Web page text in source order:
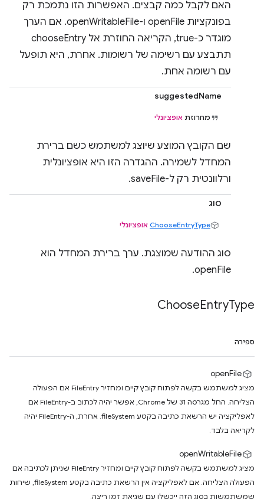
האם לקבל כמה קבצים. האפשרות הזו נתמכת רק
בפונקציות openFile ו-openWritableFile. אם הערך
מוגדר כ-true, הקריאה החוזרת אל chooseEntry
תתבצע עם רשימה של רשומות. אחרת, היא תופעל
עם רשומה אחת.
suggestedName
מחרוזת אופציונלי
שם הקובץ המוצע שיוצג למשתמש כשם ברירת
המחדל לשמירה. ההגדרה הזו היא אופציונלית
ורלוונטית רק ל-saveFile.
סוג
ChooseEntryType אופציונלי
סוג ההודעה שמוצגת. ערך ברירת המחדל הוא
openFile.
ChooseEntryType
ספירה
openFile
מציג למשתמש בקשה לפתוח קובץ קיים ומחזיר FileEntry אם הפעולה
הצליחה. החל מגרסה 31 של Chrome, אפשר יהיה לכתוב ב-FileEntry אם
לאפליקציה יש הרשאת כתיבה בקטע fileSystem. אחרת, ה-FileEntry יהיה
לקריאה בלבד.
openWritableFile
מציג למשתמש בקשה לפתוח קובץ קיים ומחזיר FileEntry שניתן לכתיבה אם
הפעולה הצליחה. אם לאפליקציה אין הרשאת כתיבה בקטע fileSystem, שיחות
שמשתמשות בסוג הזה ייכשלו עם שגיאת זמן ריצה.